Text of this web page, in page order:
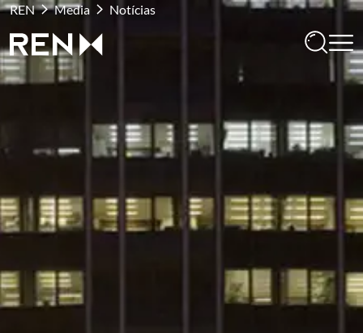
REN Media Notícias